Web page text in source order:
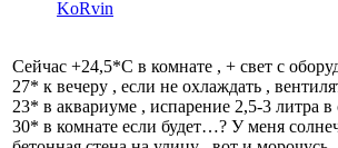
KoRvin
Сейчас +24,5*С в комнате , + свет с
27* к вечеру , если не охлаждать ,
23* в аквариуме , испарение 2,5-3 литра
30* в комнате если будет…? У меня